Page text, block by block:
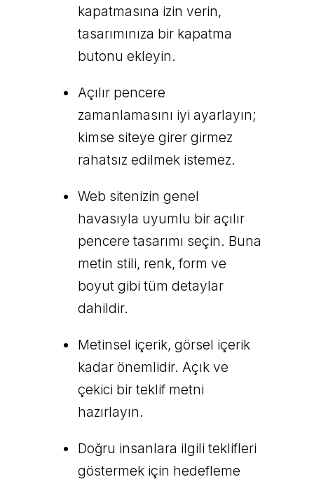
kapatmasına izin verin,
tasarımınıza bir kapatma
butonu ekleyin.
Açılır pencere
zamanlamasını iyi ayarlayın;
kimse siteye girer girmez
rahatsız edilmek istemez.
Web sitenizin genel
havasıyla uyumlu bir açılır
pencere tasarımı seçin. Buna
metin stili, renk, form ve
boyut gibi tüm detaylar
dahildir.
Metinsel içerik, görsel içerik
kadar önemlidir. Açık ve
çekici bir teklif metni
hazırlayın.
Doğru insanlara ilgili teklifleri
göstermek için hedefleme